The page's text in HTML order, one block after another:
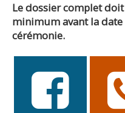
Le dossier complet
minimum avant la date
cérémonie.